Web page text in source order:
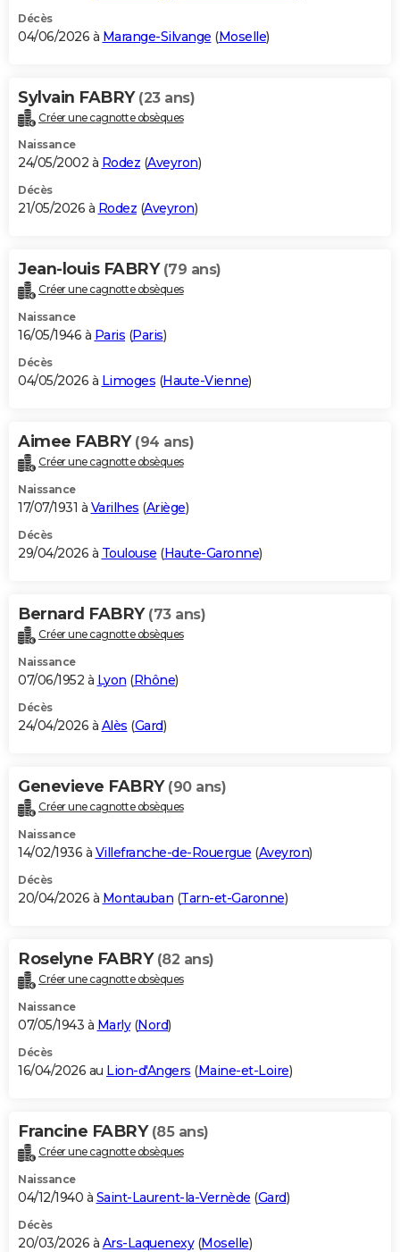
Décès
04/06/2026 à Marange-Silvange (Moselle)
Sylvain FABRY (23 ans)
Créer une cagnotte obsèques
Naissance
24/05/2002 à Rodez (Aveyron)
Décès
21/05/2026 à Rodez (Aveyron)
Jean-louis FABRY (79 ans)
Créer une cagnotte obsèques
Naissance
16/05/1946 à Paris (Paris)
Décès
04/05/2026 à Limoges (Haute-Vienne)
Aimee FABRY (94 ans)
Créer une cagnotte obsèques
Naissance
17/07/1931 à Varilhes (Ariège)
Décès
29/04/2026 à Toulouse (Haute-Garonne)
Bernard FABRY (73 ans)
Créer une cagnotte obsèques
Naissance
07/06/1952 à Lyon (Rhône)
Décès
24/04/2026 à Alès (Gard)
Genevieve FABRY (90 ans)
Créer une cagnotte obsèques
Naissance
14/02/1936 à Villefranche-de-Rouergue (Aveyron)
Décès
20/04/2026 à Montauban (Tarn-et-Garonne)
Roselyne FABRY (82 ans)
Créer une cagnotte obsèques
Naissance
07/05/1943 à Marly(Nord)
Décès
16/04/2026 au Lion-d'Angers (Maine-et-Loire)
Francine FABRY (85 ans)
Créer une cagnotte obsèques
Naissance
04/12/1940 à Saint-Laurent-la-Vernède (Gard)
Décès
20/03/2026 à Ars-Laquenexy(Moselle)